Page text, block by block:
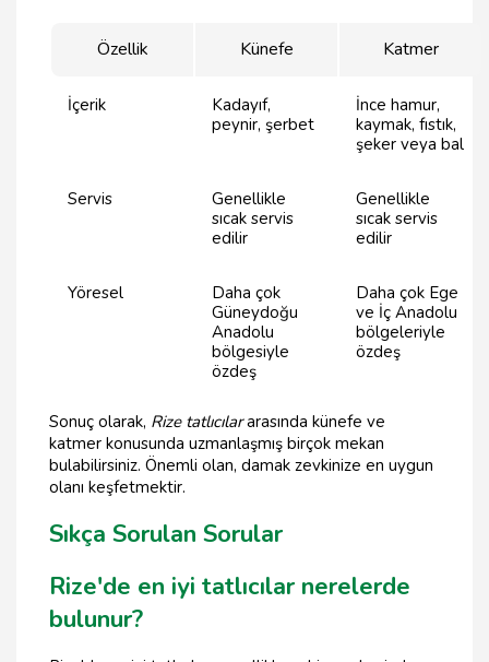
Özellik Künefe Katmer
İçerik
Kadayıf,
peynir, şerbet
İnce hamur,
kaymak, fıstık,
şeker veya bal
Servis
Genellikle
sıcak servis
edilir
Genellikle
sıcak servis
edilir
Yöresel
Daha çok
Güneydoğu
Anadolu
bölgesiyle
özdeş
Daha çok Ege
ve İç Anadolu
bölgeleriyle
özdeş
Sonuç olarak, Rize tatlıcılararasında künefe ve
katmer konusunda uzmanlaşmış birçok mekan
bulabilirsiniz. Önemli olan, damak zevkinize en uygun
olanı keşfetmektir.
Sıkça Sorulan Sorular
Rize'de en iyi tatlıcılar nerelerde
bulunur?